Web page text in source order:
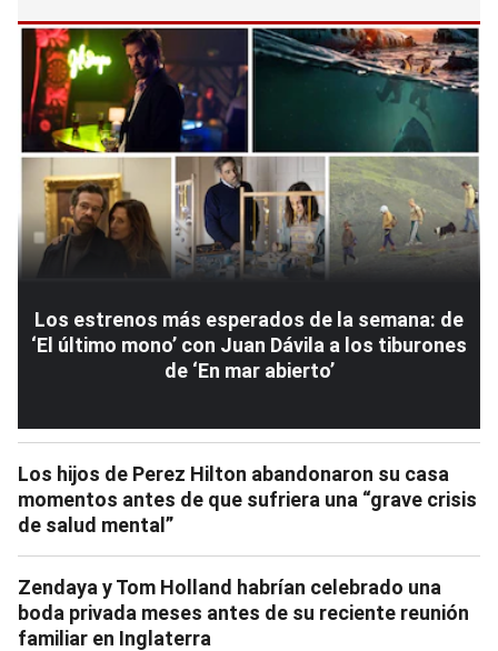
Los estrenos más esperados de la semana: de
‘El último mono’ con Juan Dávila a los tiburones
de ‘En mar abierto’
Los hijos de Perez Hilton abandonaron su casa
momentos antes de que sufriera una “grave crisis
de salud mental”
Zendaya y Tom Holland habrían celebrado una
boda privada meses antes de su reciente reunión
familiar en Inglaterra